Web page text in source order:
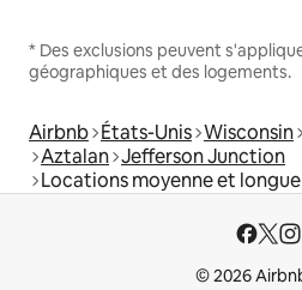
* Des exclusions peuvent
géographiques et des logements.
Airbnb États-Unis Wisconsin
Aztalan Jefferson Junction
Locations moyenne et
© 2026